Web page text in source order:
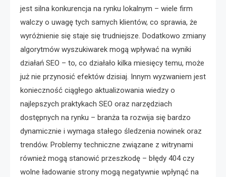
jest silna konkurencja na rynku lokalnym – wiele firm
walczy o uwagę tych samych klientów, co sprawia, że
wyróżnienie się staje się trudniejsze. Dodatkowo zmiany
algorytmów wyszukiwarek mogą wpływać na wyniki
działań SEO – to, co działało kilka miesięcy temu, może
już nie przynosić efektów dzisiaj. Innym wyzwaniem jest
konieczność ciągłego aktualizowania wiedzy o
najlepszych praktykach SEO oraz narzędziach
dostępnych na rynku – branża ta rozwija się bardzo
dynamicznie i wymaga stałego śledzenia nowinek oraz
trendów. Problemy techniczne związane z witrynami
również mogą stanowić przeszkodę – błędy 404 czy
wolne ładowanie strony mogą negatywnie wpłynąć na